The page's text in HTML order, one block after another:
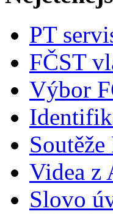
PT
FČST
Výbor
Videa z
Slovo